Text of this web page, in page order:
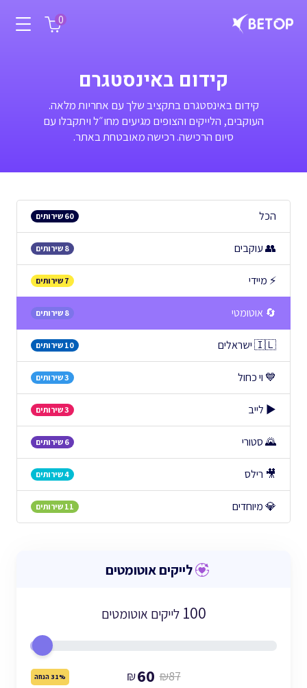
0
קידום באינסטגרם
קידום באינסטגרם בתקציב שלך עם אחריות מלאה.
העוקבים, הלייקים והצופים מגיעים מחו״ל ויתקבלו עם
סיום הרכישה. רכישה מאובטחת באתר.
הכל 60 שירותים
👥 עוקבים 8 שירותים
⚡ מיידי 7 שירותים
🔄 אוטומטי 8 שירותים
🇮🇱 ישראלים 10 שירותים
💙 וי כחול 3 שירותים
▶️ לייב 3 שירותים
🌄 סטורי 6 שירותים
🎥 רילס 4 שירותים
💎 מיוחדים 11 שירותים
לייקים אוטומטים
100 לייקים אוטומטים
₪60 ₪87 31% הנחה